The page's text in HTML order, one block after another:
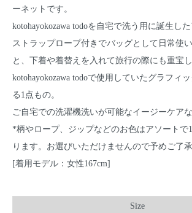
ーネットです。
kotohayokozawa todoを自宅で洗う用に誕生した
ストラップロープ付きでバッグとして日常使
と、下着や着替えを入れて旅行の際にも重宝し
kotohayokozawa todoで使用していたグラフィ
る1点もの。
ご自宅での洗濯機洗いが可能なイージーケア
*柄やロープ、ジップなどのお色はアソートで
ります。お選びいただけませんので予めご了承
[着用モデル：女性167cm]
Size